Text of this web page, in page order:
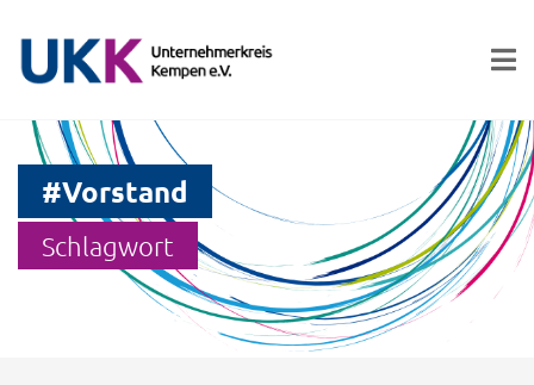
#Vorstand
Schlagwort